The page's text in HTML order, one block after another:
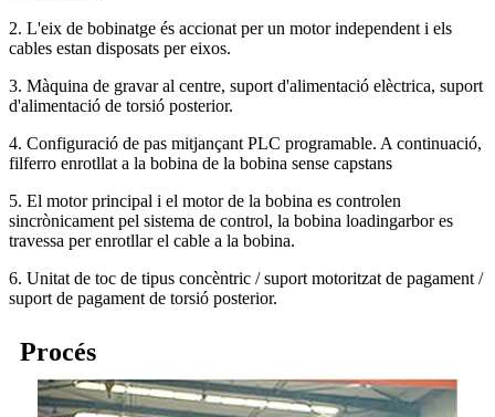
2. L'eix de bobinatge és accionat per un motor independent i els
cables estan disposats per eixos.
3. Màquina de gravar al centre, suport d'alimentació elèctrica, suport
d'alimentació de torsió posterior.
4. Configuració de pas mitjançant PLC programable. A continuació,
filferro enrotllat a la bobina de la bobina sense capstans
5. El motor principal i el motor de la bobina es controlen
sincrònicament pel sistema de control, la bobina loadingarbor es
travessa per enrotllar el cable a la bobina.
6. Unitat de toc de tipus concèntric / suport motoritzat de pagament /
suport de pagament de torsió posterior.
Procés